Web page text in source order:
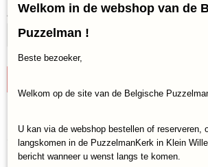
Aantal
Specificaties
Productcode
TTR-DOW-7205
Reacties
Welkom in de webshop van de
Puzzelman !
Beste bezoeker,
Welkom op de site van de Belgische
U kan via de webshop bestellen of reserveren,
langskomen in de PuzzelmanKerk in Klein
bericht wanneer u wenst langs te komen.